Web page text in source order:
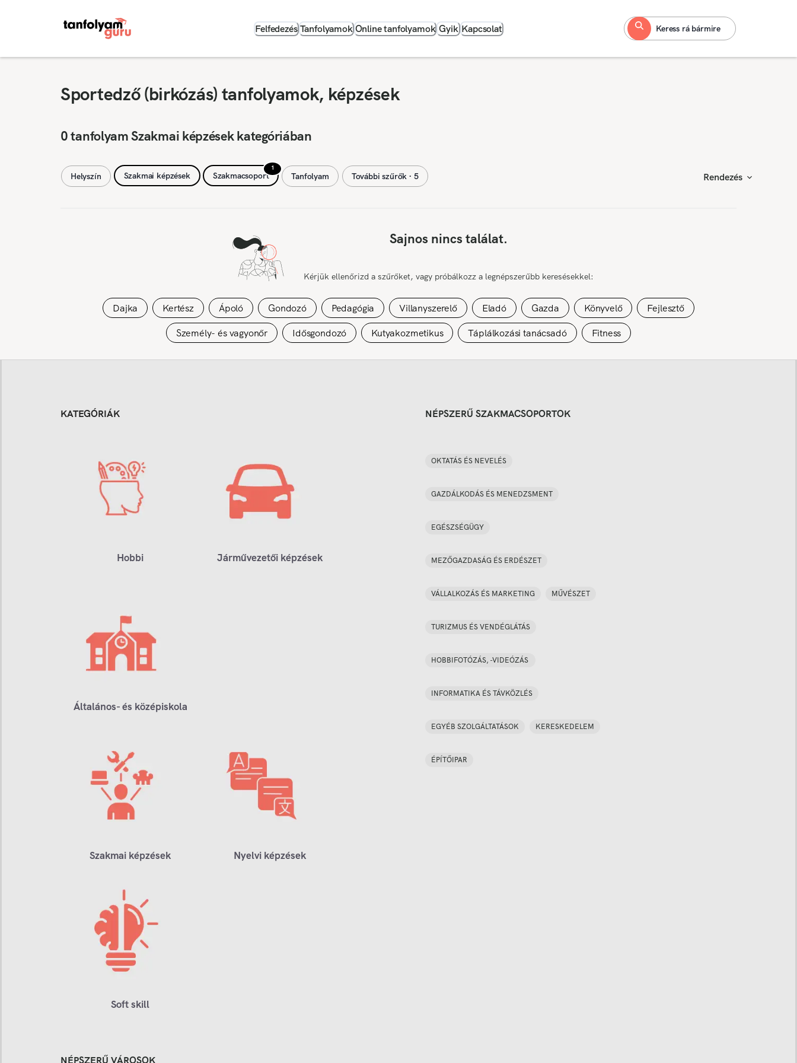
Felfedezés Tanfolyamok Online tanfolyamok Gyik Kapcsolat Keress rá bármire
Sportedző (birkózás) tanfolyamok, képzések
0 tanfolyam Szakmai képzések kategóriában
Helyszín Szakmai képzések
1
Szakmacsoport Tanfolyam További szűrők ∙ 5 Rendezés
Sajnos nincs találat.
Kérjük ellenőrizd a szűrőket, vagy próbálkozz a legnépszerűbb keresésekkel:
Dajka Kertész Ápoló Gondozó Pedagógia Villanyszerelő Eladó Gazda Könyvelő
Fejlesztő
Személy- és vagyonőr
Idősgondozó Kutyakozmetikus Táplálkozási tanácsadó Fitness
KATEGÓRIÁK
Hobbi Járművezetői képzések
Általános- és középiskola
Szakmai képzések Nyelvi képzések
Soft skill
NÉPSZERŰ SZAKMACSOPORTOK
OKTATÁS ÉS NEVELÉS
GAZDÁLKODÁS ÉS MENEDZSMENT
EGÉSZSÉGÜGY
MEZŐGAZDASÁG ÉS ERDÉSZET
VÁLLALKOZÁS ÉS MARKETING MŰVÉSZET
TURIZMUS ÉS VENDÉGLÁTÁS
HOBBIFOTÓZÁS, -VIDEÓZÁS
INFORMATIKA ÉS TÁVKÖZLÉS
EGYÉB SZOLGÁLTATÁSOK KERESKEDELEM
ÉPÍTŐIPAR
NÉPSZERŰ VÁROSOK